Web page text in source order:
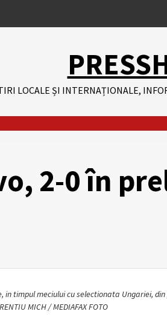
LOCALE ȘI INTERNAȚIONALE,
2-0 în
timpul meciului cu selectionata Ungariei,
MICH / MEDIAFAX FOTO